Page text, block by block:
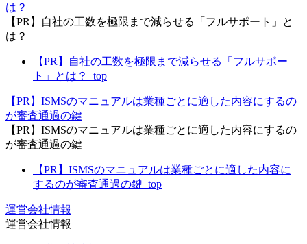
は？
【PR】自社の工数を極限まで減らせる「フルサポート」と
は？
【PR】自社の工数を極限まで減らせる「フルサポー
ト」とは？_top
【PR】ISMSのマニュアルは業種ごとに適した内容にするの
が審査通過の鍵
【PR】ISMSのマニュアルは業種ごとに適した内容にするの
が審査通過の鍵
【PR】ISMSのマニュアルは業種ごとに適した内容に
するのが審査通過の鍵_top
運営会社情報
運営会社情報